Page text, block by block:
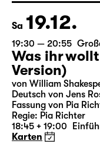
Karten nur an der
Sa 19.12.
19:30 — 20:55
Was ihr wollt
Version)
von William
Deutsch von Jens